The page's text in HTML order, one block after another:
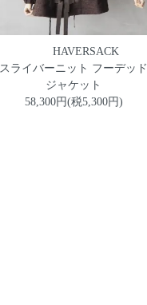
HAVERSACK
スライバーニット フーデッド
ジャケット
58,300円(税5,300円)